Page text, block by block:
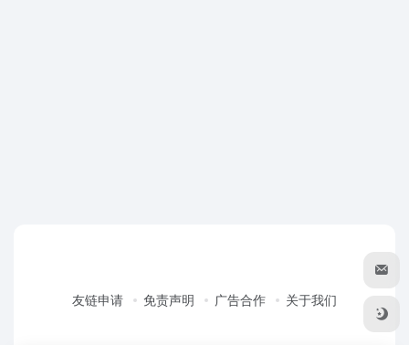
友链申请 免责声明 广告合作 关于我们